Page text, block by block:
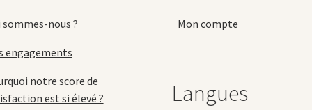
sommes-nous ?
engagements
notre score de
est si élevé ?
Mon compte
Langues